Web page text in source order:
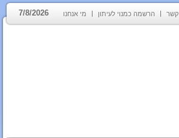
קשר הרשמה כמנוי לעיתון מי אנחנו 7/8/2026